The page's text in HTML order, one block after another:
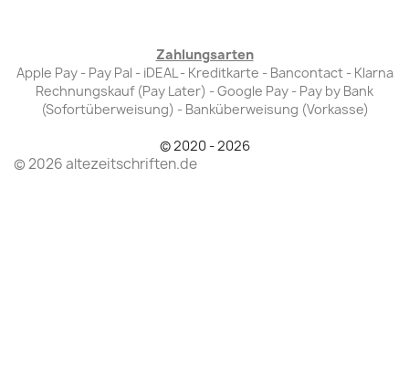
Zahlungsarten
Apple Pay - Pay Pal - iDEAL - Kreditkarte - Bancontact - Klarna
Rechnungskauf (Pay Later) - Google Pay - Pay by Bank
(Sofortüberweisung) - Banküberweisung (Vorkasse)
© 2020 - 2026
© 2026 altezeitschriften.de